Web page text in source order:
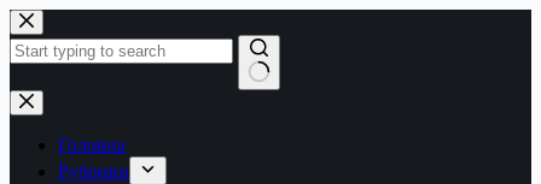
Перейти
до
вмісту
Немає
результатів
Головна
Рубрики